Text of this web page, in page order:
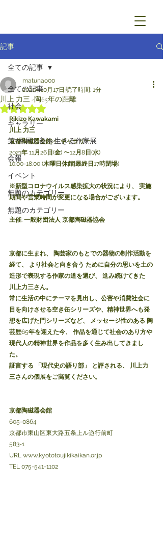
記事
全ての記事
社会
ギャラリー
第7回同じ刻を生きる作家展
会報
イベント
無題のカテゴリー
無題のカテゴリー
全ての記事
川上 力三 -陶65年の距離
matunao00
2021年10月17日 読了時間: 1分
5つ星のうちNaNと評価されています。
Rikizo Kawakami
川上 力三
京都陶磁器会館2F ギャラリー
2021年 11月 26 日 (金) 〜12月 8 日 (水)
10:00-18:00 (木曜日休館|最終日 17時閉場)
※新型コロナウイルス感染拡大の状況により、 実施
期間や営業時間が変更になる場合がございます。
主催: 一般財団法人 京都陶磁器協会
京都に生まれ、 陶芸家のもとでの器物の制作活動を
経て、 より社会と向き合う ために自分の思いを土の
造形で表現する作家の道を選び、 進み続けてきた
川上力三さん。
常に生活の中にテーマを見出し、公害や消費社会に
目を向けさせる空き缶シリーズや、精神世界へも発
想を広げた門シリーズなど、 メッセージ性のある 陶
芸歴65年を迎えた今、 作品を通じて社会のあり方や
現代人の精神世界を作品を多く生み出してきまし
た。
証言する 「現代史の語り部」 と評される、 川上力
三さんの個展をご高覧ください。
京都陶磁器会館
605-0864
京都市東山区東大路五条上ル遊行前町
583-1
URL www.kyototoujikikaikan.or.jp
TEL 075-541-1102